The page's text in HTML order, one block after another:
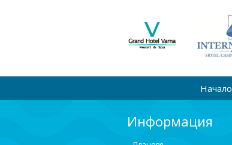
Начало
Информация